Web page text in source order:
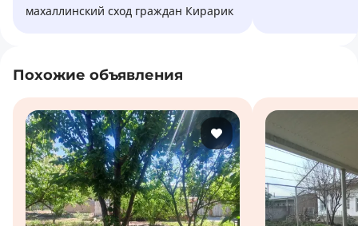
махаллинский сход граждан Кирарик
Похожие объявления